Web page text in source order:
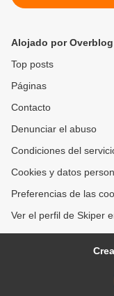
La verdad oculta
Alojado por Overblog
Top posts
Páginas
Contacto
Denunciar el abuso
Condiciones del
Cookies y datos
Preferencias de las
Ver el perfil de Skiper